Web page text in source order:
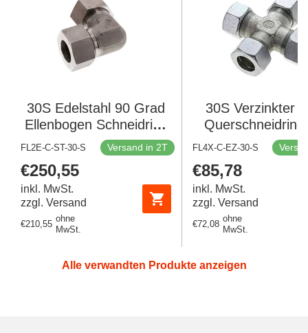
30S Edelstahl 90 Grad
Ellenbogen Schneidring
400 Bar DIN 2353
FL2E-C-ST-30-S Versand in 2T
Regulärer
Preis
€250,55
inkl. MwSt.
zzgl. Versand
Regulärer
€210,55
ohne
MwSt.
30S Verzinkter
Querschneidring
Bar DIN
FL4X-C-EZ-30-S
Regulärer
Preis
€85,78
inkl. MwSt.
zzgl. Versand
Regulärer
€72,08
ohne
MwSt.
Alle verwandten Produkte anzeigen